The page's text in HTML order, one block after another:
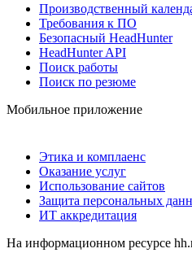
Производственный
Требования к ПО
Безопасный HeadHunter
HeadHunter API
Поиск работы
Поиск по резюме
Мобильное приложение
Этика и комплаенс
Оказание услуг
Использование сайтов
Защита персональных
ИТ аккредитация
На информационном ресурсе